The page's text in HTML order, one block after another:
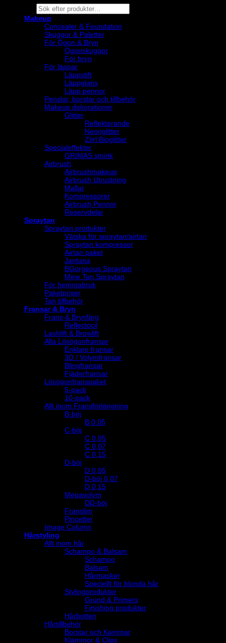
Products
search
Makeup
Concealer & Foundation
Skuggor & Paletter
För Ögon & Bryn
Ögonskuggor
För bryn
För läppar
Läppstift
Läppglans
Läpp pennor
Penslar, borstar och tillbehör
Makeup dekorationer
Glitter
Reflekterande
Neonglitter
Ztirl Bioglitter
Specialeffekter
GRIMAS smink
Airbrush
Airbrushmakeup
Airbrush Utrustning
Mallar
Kompressorer
Airbrush Pennor
Reservdelar
Spraytan
Spraytan produkter
Vätska för spraytan/airtan
Spraytan kompressor
Airtan paket
Jantana
BGorgeous Spraytan
Mine Tan Spraytan
För hemmabruk
Paketpriser
Tan tillbehör
Fransar & Bryn
Frans & Brynfärg
Reflectocil
Lashlift & Browlift
Alla Lösögonfransar
Enklare fransar
3D / Volymfransar
Blingfransar
Fjäderfransar
Lösögonfranspaket
5-pack
10-pack
Allt inom Fransförlängning
B-böj
B 0.05
C-böj
C 0,05
C 0,07
C 0,15
D-böj
D 0,05
D-böj 0,07
D 0,15
Megavolym
DD-böj
Franslim
Pincetter
Image Column
Hårstyling
Allt inom hår
Schampo & Balsam
Schampo
Balsam
Hårmasker
Speciellt för blonda hår
Stylingprodukter
Grund & Primers
Finishing produkter
Hårbotten
Hårtillbehör
Borstar och Kammar
Klämmor & Clips